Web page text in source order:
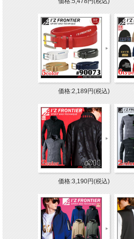
価格:2,189円(税込)
価格:3,190円(税込)